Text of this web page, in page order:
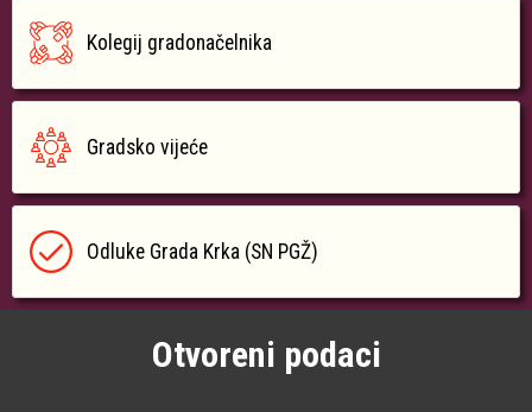
Kolegij gradonačelnika
Gradsko vijeće
Odluke Grada Krka (SN PGŽ)
Otvoreni podaci